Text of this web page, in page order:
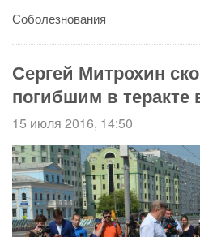
Соболезнования
Сергей Митрохин
погибшим в
15 июля 2016, 14:50